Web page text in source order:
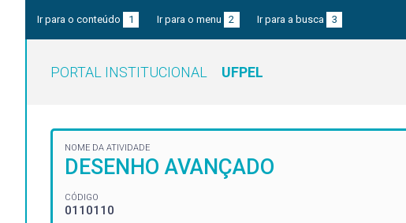
Ir para o conteúdo 1 Ir para o menu 2 Ir para a busca 3
PORTAL INSTITUCIONAL UFPEL
NOME DA ATIVIDADE
DESENHO AVANÇADO
CÓDIGO
0110110